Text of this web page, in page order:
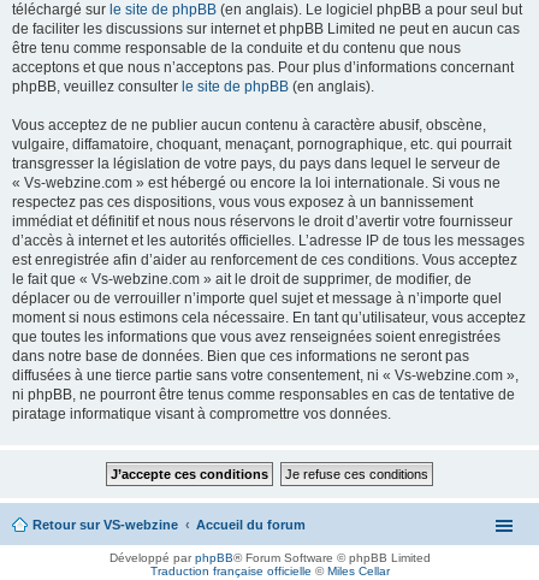
téléchargé sur le site de phpBB (en anglais). Le logiciel phpBB a pour seul but
de faciliter les discussions sur internet et phpBB Limited ne peut en aucun cas
être tenu comme responsable de la conduite et du contenu que nous
acceptons et que nous n’acceptons pas. Pour plus d’informations concernant
phpBB, veuillez consulter le site de phpBB (en anglais).
Vous acceptez de ne publier aucun contenu à caractère abusif, obscène,
vulgaire, diffamatoire, choquant, menaçant, pornographique, etc. qui pourrait
transgresser la législation de votre pays, du pays dans lequel le serveur de
« Vs-webzine.com » est hébergé ou encore la loi internationale. Si vous ne
respectez pas ces dispositions, vous vous exposez à un bannissement
immédiat et définitif et nous nous réservons le droit d’avertir votre fournisseur
d’accès à internet et les autorités officielles. L’adresse IP de tous les messages
est enregistrée afin d’aider au renforcement de ces conditions. Vous acceptez
le fait que « Vs-webzine.com » ait le droit de supprimer, de modifier, de
déplacer ou de verrouiller n’importe quel sujet et message à n’importe quel
moment si nous estimons cela nécessaire. En tant qu’utilisateur, vous acceptez
que toutes les informations que vous avez renseignées soient enregistrées
dans notre base de données. Bien que ces informations ne seront pas
diffusées à une tierce partie sans votre consentement, ni « Vs-webzine.com »,
ni phpBB, ne pourront être tenus comme responsables en cas de tentative de
piratage informatique visant à compromettre vos données.
Retour sur VS-webzine Accueil du forum
Développé parphpBB® Forum Software © phpBB Limited
Traduction française officielle ©Miles Cellar